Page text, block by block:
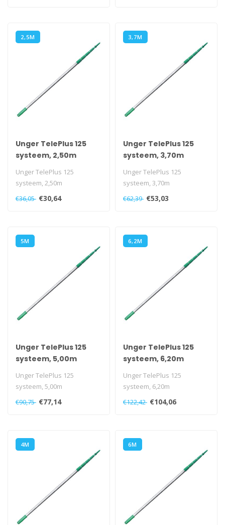
2,5M
Unger TelePlus 125
systeem, 2,50m
Unger TelePlus 125
systeem, 2,50m
€36,05 €30,64
3,7M
Unger TelePlus 125
systeem, 3,70m
Unger TelePlus 125
systeem, 3,70m
€62,39 €53,03
5M
Unger TelePlus 125
systeem, 5,00m
Unger TelePlus 125
systeem, 5,00m
€90,75 €77,14
6,2M
Unger TelePlus 125
systeem, 6,20m
Unger TelePlus 125
systeem, 6,20m
€122,42 €104,06
4M 6M